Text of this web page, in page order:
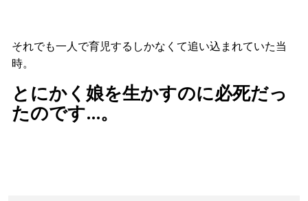
それでも一人で育児するしかなくて追い込まれていた当
時。
とにかく娘を生かすのに必死だっ
たのです…。